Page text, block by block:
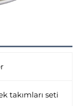
takımları seti